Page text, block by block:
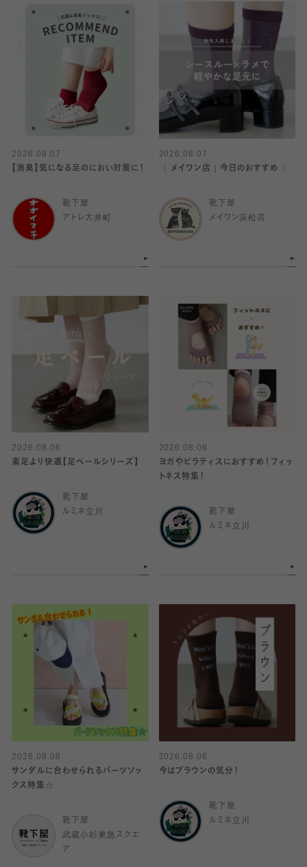
2026.08.07
【消臭】気になる足のにおい対策に！
靴下屋
アトレ大井町
2026.08.07
〈 メイワン店｜今日のおすすめ 〉
靴下屋
メイワン浜松店
2026.08.06
素足より快適【足ベールシリーズ】
靴下屋
ルミネ立川
2026.08.06
ヨガやピラティスにおすすめ！フィッ
トネス特集！
靴下屋
ルミネ立川
2026.08.06
サンダルに合わせられるパーツソッ
クス特集☆
靴下屋
武蔵小杉東急スクエ
ア
2026.08.06
今はブラウンの気分！
靴下屋
ルミネ立川